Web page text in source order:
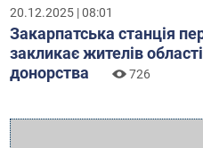
20.12.2025 | 08:01
Закарпатська станція
закликає жителів
донорства
726